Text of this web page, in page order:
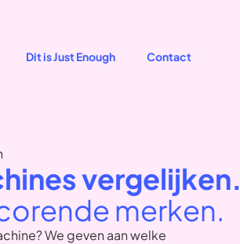
Dit is Just Enough Contact
vergelijken.
merken.
We geven aan welke